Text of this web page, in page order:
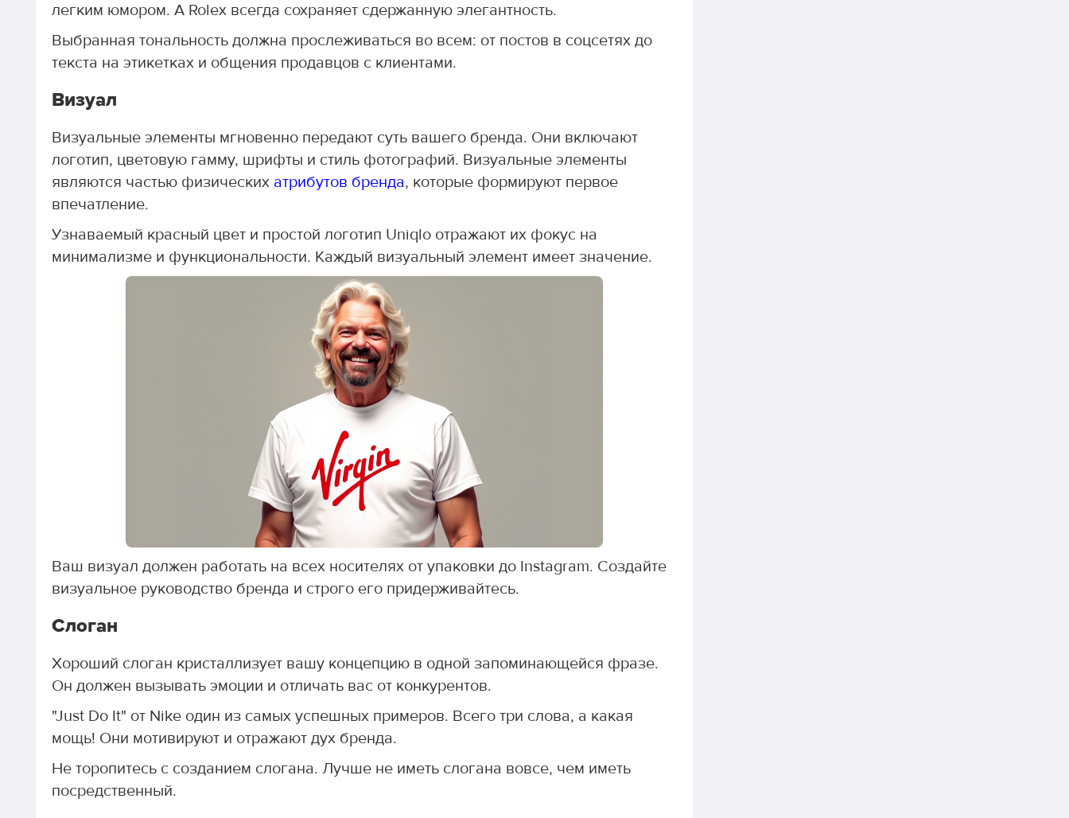
легким юмором. А Rolex всегда сохраняет сдержанную элегантность.
Выбранная тональность должна прослеживаться во всем: от постов в соцсетях до
текста на этикетках и общения продавцов с клиентами.
Визуал
Визуальные элементы мгновенно передают суть вашего бренда. Они включают
логотип, цветовую гамму, шрифты и стиль фотографий. Визуальные элементы
являются частью физических атрибутов бренда, которые формируют первое
впечатление.
Узнаваемый красный цвет и простой логотип Uniqlo отражают их фокус на
минимализме и функциональности. Каждый визуальный элемент имеет значение.
Ваш визуал должен работать на всех носителях от упаковки до Instagram. Создайте
визуальное руководство бренда и строго его придерживайтесь.
Слоган
Хороший слоган кристаллизует вашу концепцию в одной запоминающейся фразе.
Он должен вызывать эмоции и отличать вас от конкурентов.
"Just Do It" от Nike один из самых успешных примеров. Всего три слова, а какая
мощь! Они мотивируют и отражают дух бренда.
Не торопитесь с созданием слогана. Лучше не иметь слогана вовсе, чем иметь
посредственный.